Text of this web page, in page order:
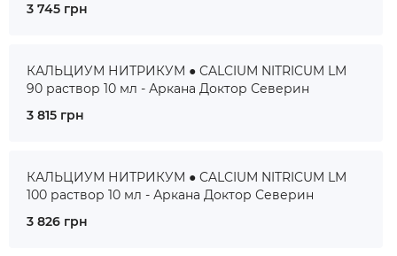
3 745 грн
КАЛЬЦИУМ НИТРИКУМ ● CALCIUM NITRICUM LM
90 раствор 10 мл - Аркана Доктор Северин
3 815 грн
КАЛЬЦИУМ НИТРИКУМ ● CALCIUM NITRICUM LM
100 раствор 10 мл - Аркана Доктор Северин
3 826 грн